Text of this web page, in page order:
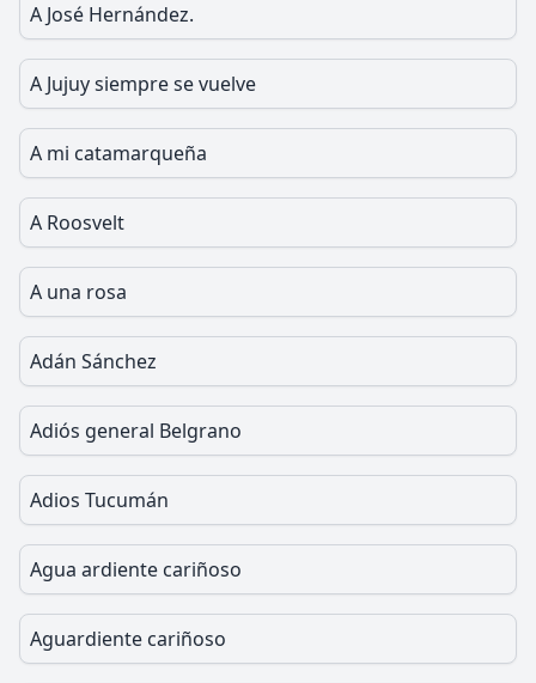
A José Hernández.
A Jujuy siempre se vuelve
A mi catamarqueña
A Roosvelt
A una rosa
Adán Sánchez
Adiós general Belgrano
Adios Tucumán
Agua ardiente cariñoso
Aguardiente cariñoso